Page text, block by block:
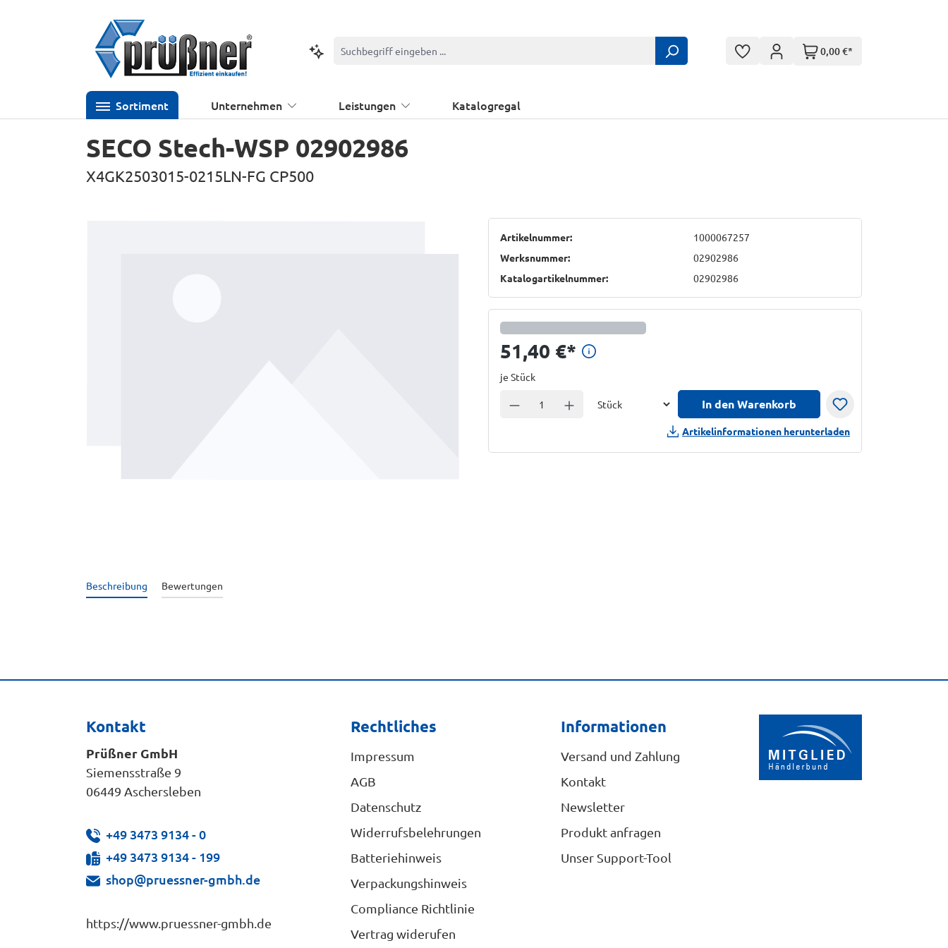
Kontextbasierte Suche 0,00 €*
Sortiment Unternehmen Leistungen Katalogregal
SECO Stech-WSP 02902986
X4GK2503015-0215LN-FG CP500
Artikelnummer:
1000067257
Werksnummer:
02902986
Katalogartikelnummer:
02902986
51,40 €* Preisinformationen anzeigen
je Stück
Anzahl verringernAnzahl erhöhen In den Warenkorb
Artikelinformationen herunterladen
Beschreibung Bewertungen
Kontakt
Prüßner GmbH
Siemensstraße 9
06449 Aschersleben
+49 3473 9134 - 0
+49 3473 9134 - 199
shop@pruessner-gmbh.de
https://www.pruessner-gmbh.de
Rechtliches
Impressum
AGB
Datenschutz
Widerrufsbelehrungen
Batteriehinweis
Verpackungshinweis
Compliance Richtlinie
Vertrag widerufen
Informationen
Versand und Zahlung
Kontakt
Newsletter
Produkt anfragen
Unser Support-Tool